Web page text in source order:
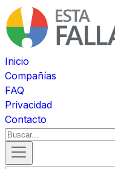
Inicio
Compañías
FAQ
Privacidad
Contacto